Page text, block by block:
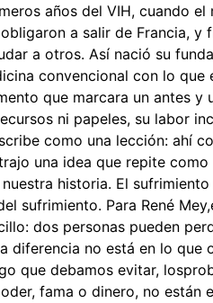
años del VIH, cuando
a salir de Francia,
a otros. Así nació su
convencional con lo
que marcara un antes y
ni papeles, su labor
como una lección: ahí
una idea que repite
historia. El
sufrimiento. Para René
dos personas pueden
diferencia no está en lo que
que debamos evitar,
fama o dinero, no están